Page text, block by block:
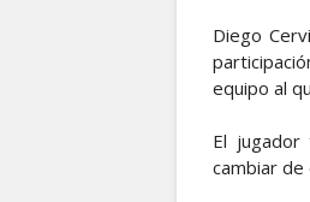
Diego
equipo al
El
cambiar